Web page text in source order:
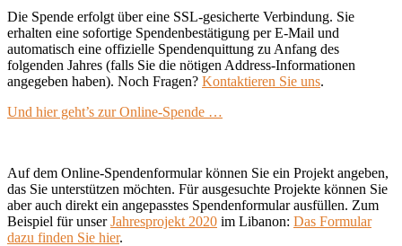
Die Spende erfolgt über eine SSL-gesicherte Verbindung. Sie
erhalten eine sofortige Spendenbestätigung per E-Mail und
automatisch eine offizielle Spendenquittung zu Anfang des
folgenden Jahres (falls Sie die nötigen Address-Informationen
angegeben haben). Noch Fragen? Kontaktieren Sie uns.
Und hier geht’s zur Online-Spende …
Auf dem Online-Spendenformular können Sie ein Projekt angeben,
das Sie unterstützen möchten. Für ausgesuchte Projekte können Sie
aber auch direkt ein angepasstes Spendenformular ausfüllen. Zum
Beispiel für unserJahresprojekt 2020 im Libanon: Das Formular
dazu finden Sie hier.